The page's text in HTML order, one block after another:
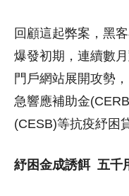
回顧這起弊案，黑
爆發初期，連續數
門戶網站展開攻勢
急響應補助金
(CESB)等抗疫紓困
紓困金成誘餌 五千